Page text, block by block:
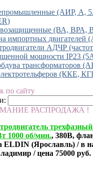
(АИР, А,
(ВА, ВРА,
импортных
АДЧР
мощности IP23
трансформаторов
(ККЕ,
по сайту
РАСПРОДАЖА !
1000 об/мин., 380В,
ELDIN (Ярославль) / в
/ цена 75000